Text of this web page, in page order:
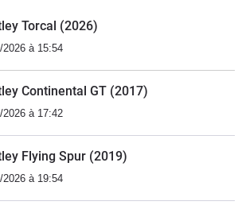
Torcal (2026)
2026 à 15:54
Continental GT (2017)
2026 à 17:42
Flying Spur (2019)
2026 à 19:54